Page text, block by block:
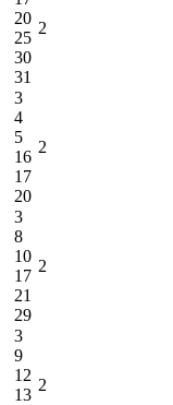
20
25
30
31
2
3
4
5
16
17
20
2
3
8
10
17
21
29
2
3
9
12
13
2